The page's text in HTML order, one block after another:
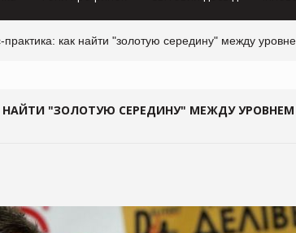
практика: как найти "золотую середину" между
НАЙТИ "ЗОЛОТУЮ СЕРЕДИНУ" МЕЖДУ